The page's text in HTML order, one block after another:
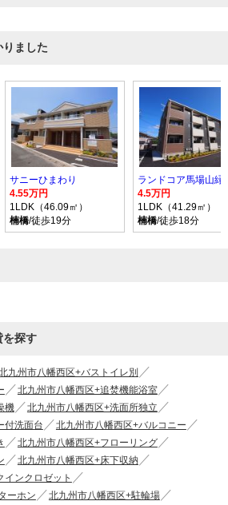
ました
サニーひまわり
4.55万円
1LDK（46.09㎡）
楠橋/徒歩19分
ランドコア馬場山緑
4.5万円
1LDK（41.29㎡）
楠橋/徒歩18分
を探す
九州市八幡西区+バストイレ別
北九州市八幡西区+追焚機能浴室
機
北九州市八幡西区+洗面所独立
付洗面台
北九州市八幡西区+バルコニー
北九州市八幡西区+フローリング
北九州市八幡西区+床下収納
インクロゼット
ーホン
北九州市八幡西区+駐輪場